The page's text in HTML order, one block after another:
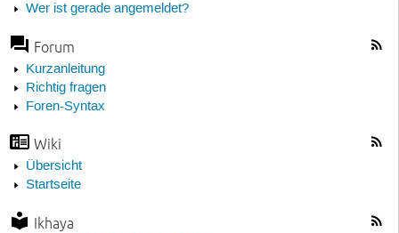
Wer ist gerade angemeldet?
Forum
Kurzanleitung
Richtig fragen
Foren-Syntax
Wiki
Übersicht
Startseite
Ikhaya